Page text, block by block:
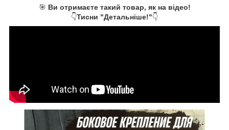
🎯 Ви отримаєте такий товар, як на відео!
👇Тисни "Детальніше!"👇